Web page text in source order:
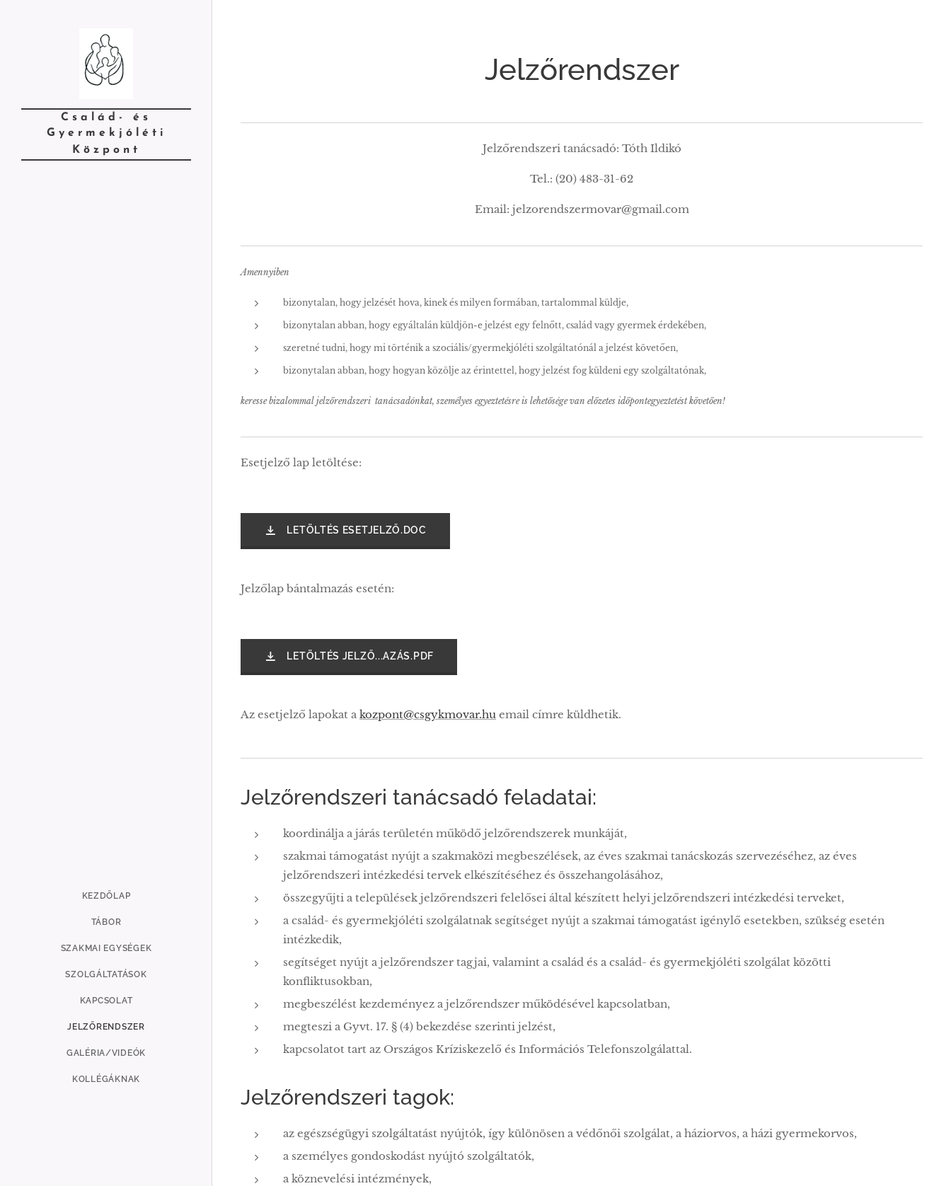
Család- és
Gyermekjóléti
Központ
KEZDŐLAP
TÁBOR
SZAKMAI EGYSÉGEK
SZOLGÁLTATÁSOK
KAPCSOLAT
JELZŐRENDSZER
GALÉRIA/VIDEÓK
KOLLÉGÁKNAK
Jelzőrendszer
Jelzőrendszeri tanácsadó: Tóth Ildikó
Tel.: (20) 483-31-62
Email: jelzorendszermovar@gmail.com
Amennyiben
bizonytalan, hogy jelzését hova, kinek és milyen formában, tartalommal küldje,
bizonytalan abban, hogy egyáltalán küldjön-e jelzést egy felnőtt, család vagy gyermek érdekében,
szeretné tudni, hogy mi történik a szociális/gyermekjóléti szolgáltatónál a jelzést követően,
bizonytalan abban, hogy hogyan közölje az érintettel, hogy jelzést fog küldeni egy szolgáltatónak,
keresse bizalommal jelzőrendszeri tanácsadónkat, személyes egyeztetésre is lehetősége van előzetes időpontegyeztetést követően!
Esetjelző lap letöltése:
LETÖLTÉS ESETJELZŐ.DOC
Jelzőlap bántalmazás esetén:
LETÖLTÉS JELZŐ...AZÁS.PDF
Az esetjelző lapokat a kozpont@csgykmovar.hu email címre küldhetik.
Jelzőrendszeri tanácsadó feladatai:
koordinálja a járás területén működő jelzőrendszerek munkáját,
szakmai támogatást nyújt a szakmaközi megbeszélések, az éves szakmai tanácskozás szervezéséhez, az éves
jelzőrendszeri intézkedési tervek elkészítéséhez és összehangolásához,
összegyűjti a települések jelzőrendszeri felelősei által készített helyi jelzőrendszeri intézkedési terveket,
a család- és gyermekjóléti szolgálatnak segítséget nyújt a szakmai támogatást igénylő esetekben, szükség esetén
intézkedik,
segítséget nyújt a jelzőrendszer tagjai, valamint a család és a család- és gyermekjóléti szolgálat közötti
konfliktusokban,
megbeszélést kezdeményez a jelzőrendszer működésével kapcsolatban,
megteszi a Gyvt. 17. § (4) bekezdése szerinti jelzést,
kapcsolatot tart az Országos Kríziskezelő és Információs Telefonszolgálattal.
Jelzőrendszeri tagok:
az egészségügyi szolgáltatást nyújtók, így különösen a védőnői szolgálat, a háziorvos, a házi gyermekorvos,
a személyes gondoskodást nyújtó szolgáltatók,
a köznevelési intézmények,